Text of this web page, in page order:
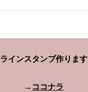
ラインスタンプ作ります
→ ココナラ